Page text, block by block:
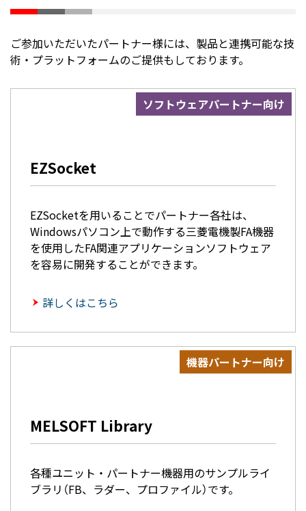
ご参加いただいたパートナー様には、製品と連携可能な技
術・プラットフォームのご提供もしております。
ソフトウェアパートナー向け
EZSocket
EZSocketを用いることでパートナー各社は、
Windowsパソコン上で動作する三菱電機製FA機器
を使用したFA関連アプリケーションソフトウェア
を容易に開発することができます。
詳しくはこちら
機器パートナー向け
MELSOFT Library
各種ユニット・パートナー機器用のサンプルライ
ブラリ（FB、ラダー、プロファイル）です。